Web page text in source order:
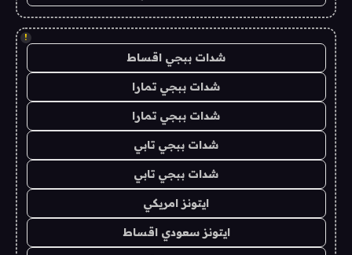
!
شدات ببجي اقساط
شدات ببجي تمارا
شدات ببجي تمارا
شدات ببجي تابي
شدات ببجي تابي
ايتونز امريكي
ايتونز سعودي اقساط